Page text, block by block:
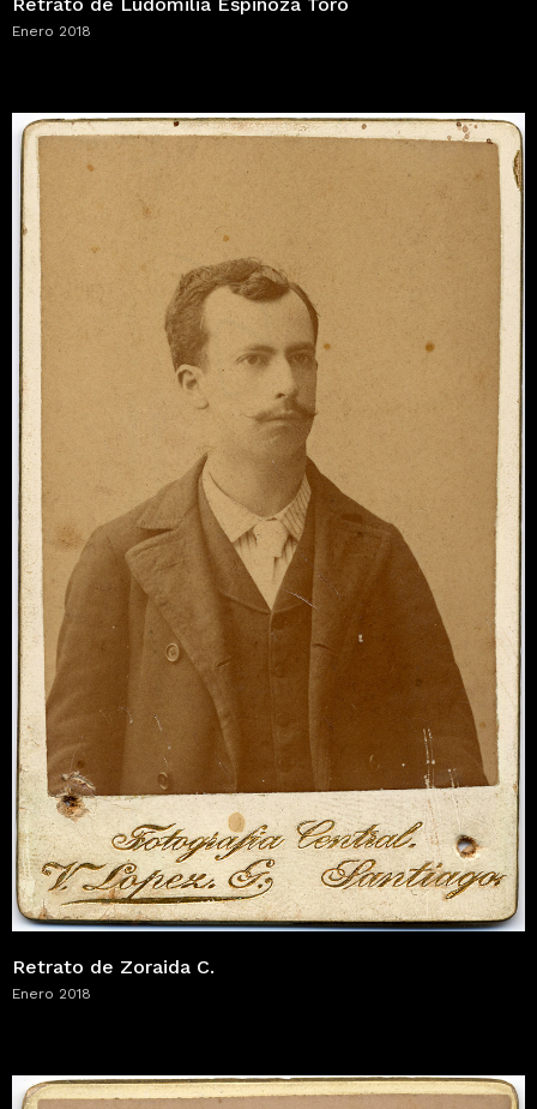
Retrato de Ludomilia Espinoza Toro
Enero 2018
Retrato de Zoraida C.
Enero 2018